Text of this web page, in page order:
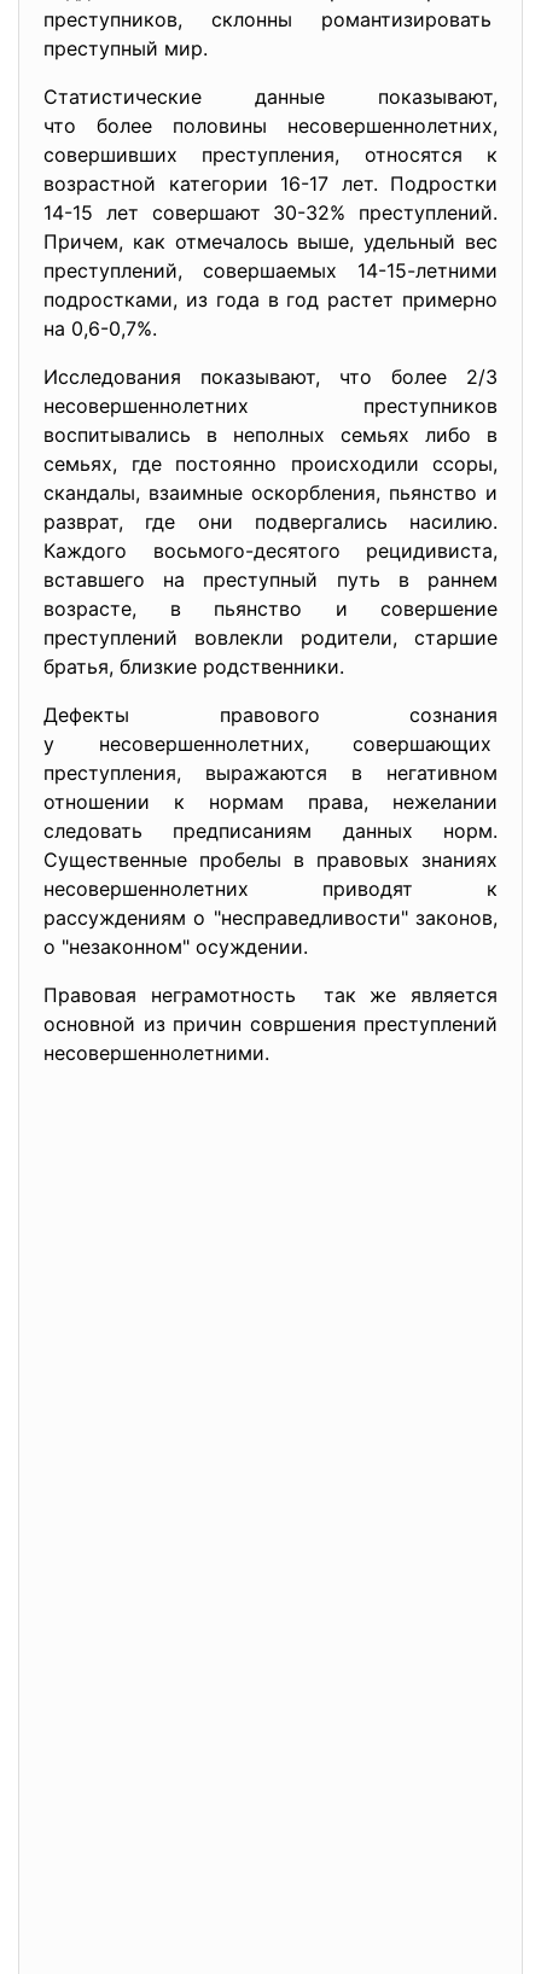
преступников, склонны романтизировать
преступный мир.
Статистические данные показывают,
что более половины несовершеннолетних,
совершивших преступления, относятся к
возрастной категории 16-17 лет. Подростки
14-15 лет совершают 30-32% преступлений.
Причем, как отмечалось выше, удельный вес
преступлений, совершаемых 14-15-летними
подростками, из года в год растет примерно
на 0,6-0,7%.
Исследования показывают, что более 2/3
несовершеннолетних преступников
воспитывались в неполных семьях либо в
семьях, где постоянно происходили ссоры,
скандалы, взаимные оскорбления, пьянство и
разврат, где они подвергались насилию.
Каждого восьмого-десятого рецидивиста,
вставшего на преступный путь в раннем
возрасте, в пьянство и совершение
преступлений вовлекли родители, старшие
братья, близкие родственники.
Дефекты правового сознания
у несовершеннолетних, совершающих
преступления, выражаются в негативном
отношении к нормам права, нежелании
следовать предписаниям данных норм.
Существенные пробелы в правовых знаниях
несовершеннолетних приводят к
рассуждениям о "несправедливости" законов,
о "незаконном" осуждении.
Правовая неграмотность так же является
основной из причин совршения преступлений
несовершеннолетними.